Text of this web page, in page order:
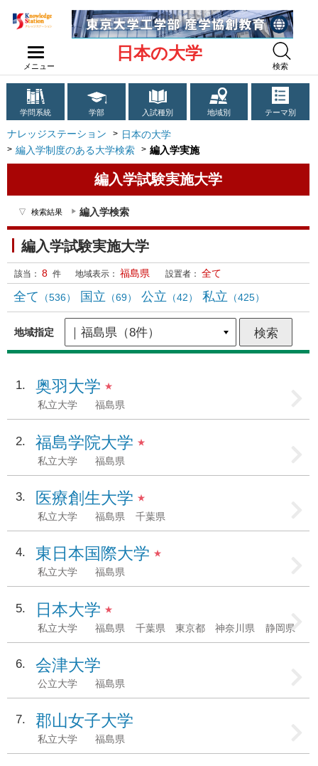
メニュー
日本の大学
検索
学問系統 学部 入試種別 地域別 テーマ別
ナレッジステーション
日本の大学
編入学制度のある大学検索
編入学実施
編入学試験実施大学
検索結果 編入学検索
編入学試験実施大学
該当： 8 件 地域表示： 福島県 設置者： 全て
全て （536） 国立 （69） 公立 （42） 私立 （425）
地域指定
1 奥羽大学 ★
私立大学 福島県
2 福島学院大学 ★
私立大学 福島県
3 医療創生大学 ★
私立大学 福島県 千葉県
4 東日本国際大学 ★
私立大学 福島県
5 日本大学 ★
私立大学 福島県 千葉県 東京都 神奈川県 静岡県
6 会津大学
公立大学 福島県
7 郡山女子大学
私立大学 福島県